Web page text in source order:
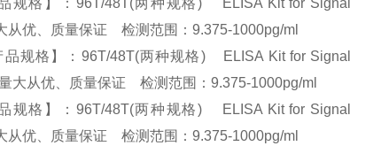
格】：96T/48T(两种规格) ELISA Kit for Signal
从优、质量保证 检测范围：9.375-1000pg/ml
规格】：96T/48T(两种规格) ELISA Kit for Signal
大从优、质量保证 检测范围：9.375-1000pg/ml
格】：96T/48T(两种规格) ELISA Kit for Signal
从优、质量保证 检测范围：9.375-1000pg/ml